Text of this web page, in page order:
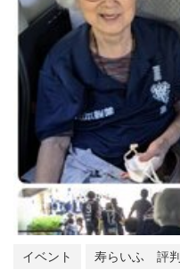
イベント 寿らいふ 評判